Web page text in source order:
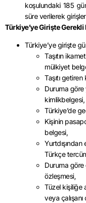
koşulundaki 185
süre verilerek
Türkiye’ye Girişte Gerekli
Türkiye’ye girişte
Taşıtın
mülkiyet
Taşıtı
Duruma göre
Türkiye’de
Kişinin
belgesi,
Türkçe
Duruma
özleşmesi,
Tüzel kişiliğe
veya